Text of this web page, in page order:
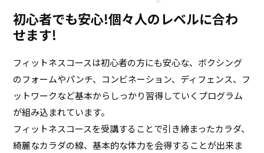
初心者でも安心!個々人のレベルに合わ
せます!
フィットネスコースは初心者の方にも安心な、ボクシング
のフォームやパンチ、コンビネーション、ディフェンス、フ
ットワークなど基本からしっかり習得していくプログラム
が組み込まれています。
フィットネスコースを受講することで引き締まったカラダ、
綺麗なカラダの線、基本的な体力を会得することが出来ま